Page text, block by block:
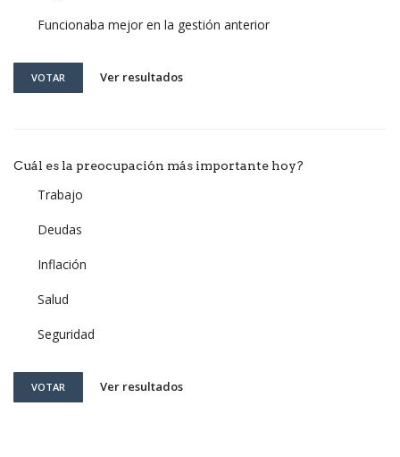
Funcionaba mejor en la gestión anterior
VOTAR Ver resultados
Cuál es la preocupación más importante hoy?
Trabajo
Deudas
Inflación
Salud
Seguridad
VOTAR Ver resultados